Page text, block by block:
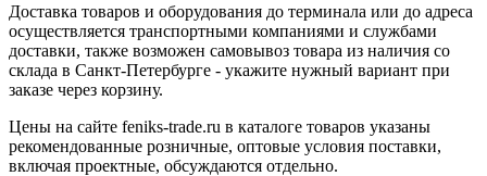
Доставка товаров и оборудования до терминала или до адреса
осуществляется транспортными компаниями и службами
доставки, также возможен самовывоз товара из наличия со
склада в Санкт-Петербурге - укажите нужный вариант при
заказе через корзину.
Цены на сайте feniks-trade.ru в каталоге товаров указаны
рекомендованные розничные, оптовые условия поставки,
включая проектные, обсуждаются отдельно.